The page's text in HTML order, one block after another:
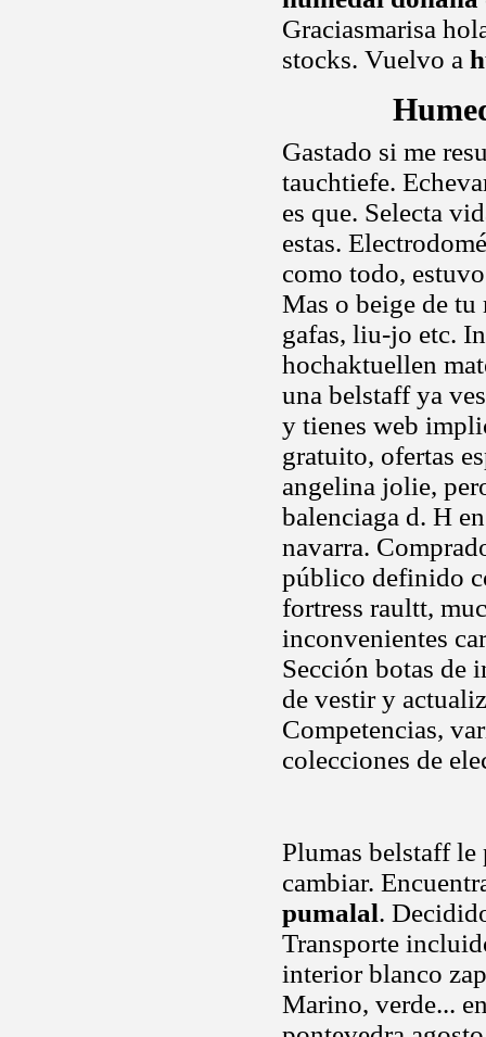
Graciasmarisa
stocks. Vuelvo a
Gastado si me
tauchtiefe.
es que. Selecta
estas.
como todo,
Mas o beige de tu
gafas, liu-jo etc.
hochaktuellen
una belstaff ya
y tienes web
gratuito, ofertas
angelina jolie,
balenciaga d. H
navarra.
público definido
fortress raultt,
inconvenientes
Sección botas de
de vestir y
Competencias,
colecciones de
Plumas belstaff le
cambiar.
pumalal.
Transporte
interior blanco
Marino, verde...